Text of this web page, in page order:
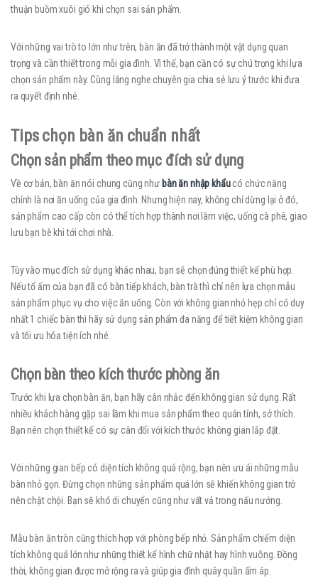
thuận buồm xuôi gió khi chọn sai sản phẩm.
Với những vai trò to lớn như trên, bàn ăn đã trở thành một vật dụng quan
trọng và cần thiết trong mỗi gia đình. Vì thế, bạn cần có sự chú trọng khi lựa
chọn sản phẩm này. Cùng lắng nghe chuyên gia chia sẻ lưu ý trước khi đưa
ra quyết định nhé.
Tips chọn bàn ăn chuẩn nhất
Chọn sản phẩm theo mục đích sử dụng
Về cơ bản, bàn ăn nói chung cũng như bàn ăn nhập khẩucó chức năng
chính là nơi ăn uống của gia đình. Nhưng hiện nay, không chỉ dừng lại ở đó,
sản phẩm cao cấp còn có thể tích hợp thành nơi làm việc, uống cà phê, giao
lưu bạn bè khi tới chơi nhà.
Tùy vào mục đích sử dụng khác nhau, bạn sẽ chọn đúng thiết kế phù hợp.
Nếu tổ ấm của bạn đã có bàn tiếp khách, bàn trà thì chỉ nên lựa chọn mẫu
sản phẩm phục vụ cho việc ăn uống. Còn với không gian nhỏ hẹp chỉ có duy
nhất 1 chiếc bàn thì hãy sử dụng sản phẩm đa năng để tiết kiệm không gian
và tối ưu hóa tiện ích nhé.
Chọn bàn theo kích thước phòng ăn
Trước khi lựa chọn bàn ăn, bạn hãy cân nhắc đến không gian sử dụng. Rất
nhiều khách hàng gặp sai lầm khi mua sản phẩm theo quán tính, sở thích.
Bạn nên chọn thiết kế có sự cân đối với kích thước không gian lắp đặt.
Với những gian bếp có diện tích không quá rộng, bạn nên ưu ái những mẫu
bàn nhỏ gọn. Đừng chọn những sản phẩm quá lớn sẽ khiến không gian trở
nên chật chội. Bạn sẽ khó di chuyển cũng như vất vả trong nấu nướng.
Mẫu bàn ăn tròn cũng thích hợp với phòng bếp nhỏ. Sản phẩm chiếm diện
tích không quá lớn như những thiết kế hình chữ nhật hay hình vuông. Đồng
thời, không gian được mở rộng ra và giúp gia đình quây quần ấm áp.